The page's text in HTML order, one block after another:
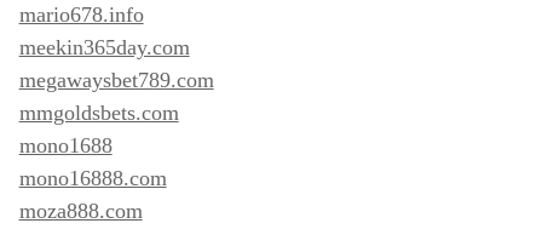
mario678.info
meekin365day.com
megawaysbet789.com
mmgoldsbets.com
mono1688
mono16888.com
moza888.com